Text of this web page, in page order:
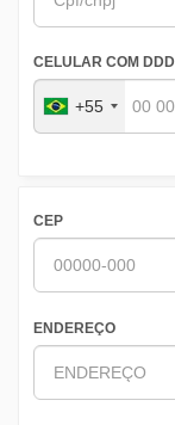
CELULAR COM DDD
+55
CEP
ENDEREÇO